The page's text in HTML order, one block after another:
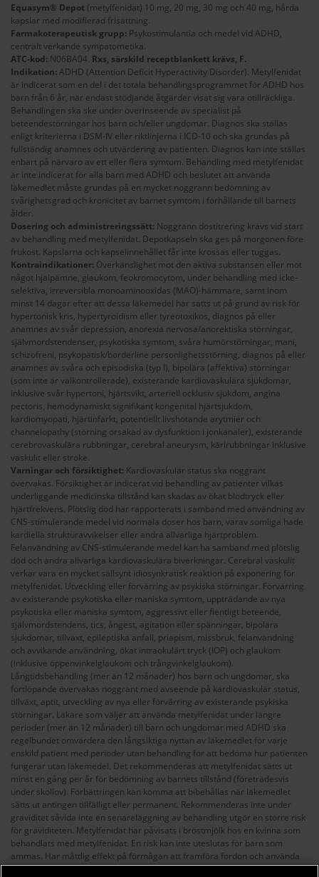
Equasym® Depot (metylfenidat) 10 mg, 20 mg, 30 mg och 40 mg, hårda
kapslar med modifierad frisättning.
Farmakoterapeutisk grupp: Psykostimulantia och medel vid ADHD,
centralt verkande sympatometika.
ATC-kod: N06BA04. Rxs, särskild receptblankett krävs, F.
Indikation: ADHD (Attention Deficit Hyperactivity Disorder). Metylfenidat
är indicerat som en del i det totala behandlingsprogrammet för ADHD hos
barn från 6 år, när endast stödjande åtgärder visat sig vara otillräckliga.
Behandlingen ska ske under överinseende av specialist på
beteendestörningar hos barn och/eller ungdomar. Diagnos ska ställas
enligt kriterierna i DSM-IV eller riktlinjerna i ICD-10 och ska grundas på
fullständig anamnes och utvärdering av patienten. Diagnos kan inte ställas
enbart på närvaro av ett eller flera symtom. Behandling med metylfenidat
är inte indicerat för alla barn med ADHD och beslutet att använda
läkemedlet måste grundas på en mycket noggrann bedömning av
svårighetsgrad och kronicitet av barnet symtom i förhållande till barnets
ålder.
Dosering och administreringssätt: Noggrann dostitrering krävs vid start
av behandling med metylfenidat. Depotkapseln ska ges på morgonen före
frukost. Kapslarna och kapselinnehållet får inte krossas eller tuggas.
Kontraindikationer: Överkänslighet mot den aktiva substansen eller mot
något hjälpämne, glaukom, feokromocytom, under behandling med icke-
selektiva, irreversibla monoaminooxidas (MAO)-hämmare, samt inom
minst 14 dagar efter att dessa läkemedel har satts ut på grund av risk för
hypertonisk kris, hypertyroidism eller tyreotoxikos, diagnos på eller
anamnes av svår depression, anorexia nervosa/anorektiska störningar,
självmordstendenser, psykotiska symtom, svåra humörstörningar, mani,
schizofreni, psykopatisk/borderline personlighetsstörning, diagnos på eller
anamnes av svåra och episodiska (typ I), bipolära (affektiva) störningar
(som inte är välkontrollerade), existerande kardiovaskulära sjukdomar,
inklusive svår hypertoni, hjärtsvikt, arteriell ocklusiv sjukdom, angina
pectoris, hemodynamiskt signifikant kongenital hjärtsjukdom,
kardiomyopati, hjärtinfarkt, potentiellt livshotande arytmier och
channelopathy (störning orsakad av dysfunktion i jonkanaler), existerande
cerebrovaskulära rubbningar, cerebral aneurysm, kärlrubbningar inklusive
vaskulit eller stroke.
Varningar och försiktighet: Kardiovaskulär status ska noggrant
övervakas. Försiktighet är indicerat vid behandling av patienter vilkas
underliggande medicinska tillstånd kan skadas av ökat blodtryck eller
hjärtfrekvens. Plötslig död har rapporterats i samband med användning av
CNS-stimulerande medel vid normala doser hos barn, varav somliga hade
kardiella strukturavvikelser eller andra allvarliga hjärtproblem.
Felanvändning av CNS-stimulerande medel kan ha samband med plötslig
död och andra allvarliga kardiovaskulära biverkningar. Cerebral vaskulit
verkar vara en mycket sällsynt idiosynkratisk reaktion på exponering för
metylfenidat. Utveckling eller förvärring av psykiska störningar. Förvärring
av existerande psykotiska eller maniska symtom, uppträdande av nya
psykotiska eller maniska symtom, aggressivt eller fientligt beteende,
självmordstendens, tics, ångest, agitation eller spänningar, bipolära
sjukdomar, tillväxt, epileptiska anfall, priapism, missbruk, felanvändning
och avvikande användning, ökat intraokulärt tryck (IOP) och glaukom
(inklusive öppenvinkelglaukom och trångvinkelglaukom).
Långtidsbehandling (mer än 12 månader) hos barn och ungdomar, ska
fortlöpande övervakas noggrant med avseende på kardiovaskulär status,
tillväxt, aptit, utveckling av nya eller förvärring av existerande psykiska
störningar. Läkare som väljer att använda metylfenidat under längre
perioder (mer än 12 månader) till barn och ungdomar med ADHD ska
regelbundet omvärdera den långsiktiga nyttan av läkemedlet för varje
enskild patient med perioder utan behandling för att bedöma hur patienten
fungerar utan läkemedel. Det rekommenderas att metylfenidat sätts ut
minst en gång per år för bedömning av barnets tillstånd (företrädesvis
under skollov). Förbättringen kan komma att bibehållas när läkemedlet
sätts ut antingen tillfälligt eller permanent. Rekommenderas inte under
graviditet såvida inte en senareläggning av behandling utgör en större risk
för graviditeten. Metylfenidat har påvisats i bröstmjölk hos en kvinna som
behandlats med metylfenidat. En risk kan inte uteslutas för barn som
ammas. Har måttlig effekt på förmågan att framföra fordon och använda
maskiner, då metylfenidat kan orsaka yrsel, dåsighet och synstörningar